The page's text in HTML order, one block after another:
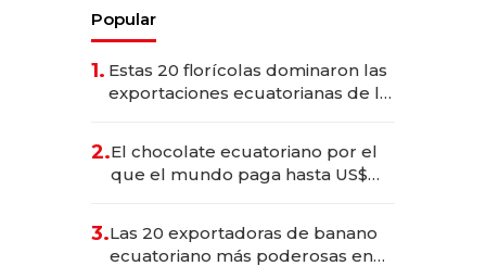
Popular
1. Estas 20 florícolas dominaron las
exportaciones ecuatorianas de la
2.El chocolate ecuatoriano por el
que el mundo paga hasta US$
3.Las 20 exportadoras de banano
ecuatoriano más poderosas en